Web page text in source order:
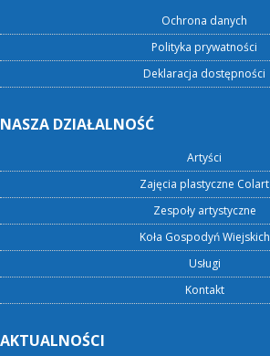
Ochrona danych
Polityka prywatności
Deklaracja dostępności
NASZA DZIAŁALNOŚĆ
Artyści
Zajęcia plastyczne Colart
Zespoły artystyczne
Koła Gospodyń Wiejskich
Usługi
Kontakt
AKTUALNOŚCI